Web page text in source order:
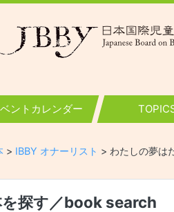
ントカレンダー
> IBBY オナーリスト > わたしの夢は
探す／book search